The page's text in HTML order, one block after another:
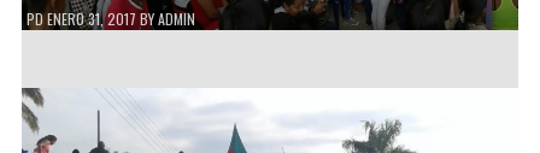
PDENERO 31, 2017 BYADMIN